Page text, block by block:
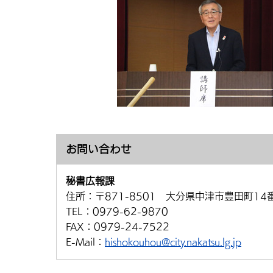
お問い合わせ
秘書広報課
住所： 〒871-8501 大分県中津市豊田町14
TEL： 0979-62-9870
FAX： 0979-24-7522
E-Mail： hishokouhou@city.nakatsu.lg.jp